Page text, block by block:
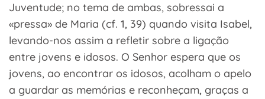
Juventude; no tema de ambas, sobressai a
«pressa» de Maria (cf. 1, 39) quando visita Isabel,
levando-nos assim a refletir sobre a ligação
entre jovens e idosos. O Senhor espera que os
jovens, ao encontrar os idosos, acolham o apelo
a guardar as memórias e reconheçam, graças a